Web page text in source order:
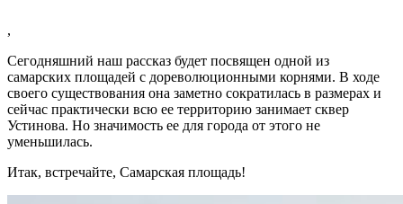
,
Сегодняшний наш рассказ будет посвящен одной из
самарских площадей с дореволюционными корнями. В ходе
своего существования она заметно сократилась в размерах и
сейчас практически всю ее территорию занимает сквер
Устинова. Но значимость ее для города от этого не
уменьшилась.
Итак, встречайте, Самарская площадь!